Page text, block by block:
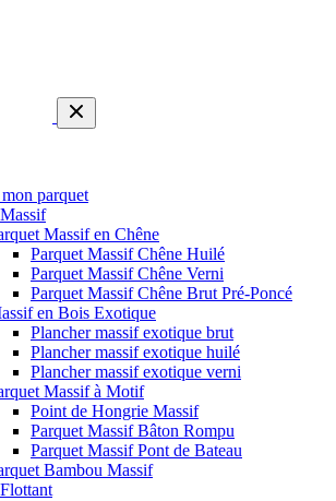
parquet
Massif en Chêne
Parquet Massif Chêne Huilé
Parquet Massif Chêne Verni
Parquet Massif Chêne Brut Pré-Poncé
en Bois Exotique
Plancher massif exotique brut
Plancher massif exotique huilé
Plancher massif exotique verni
Massif à Motif
Point de Hongrie Massif
Parquet Massif Bâton Rompu
Parquet Massif Pont de Bateau
Bambou Massif